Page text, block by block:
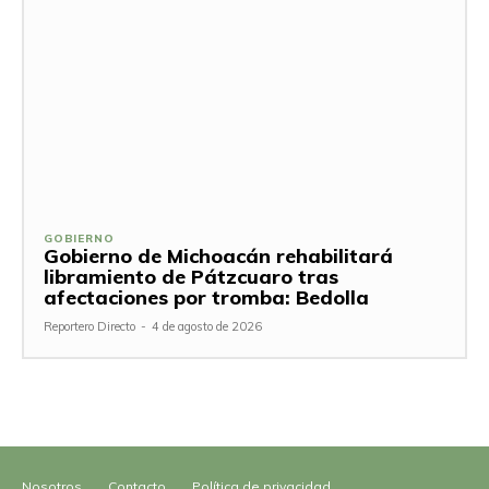
GOBIERNO
Gobierno de Michoacán rehabilitará
libramiento de Pátzcuaro tras
afectaciones por tromba: Bedolla
Reportero Directo - 4 de agosto de 2026